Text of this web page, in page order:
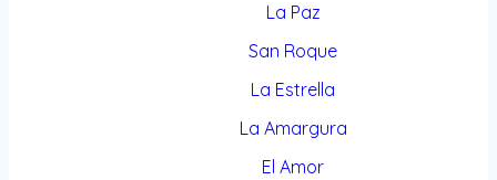
La Paz
San Roque
La Estrella
La Amargura
El Amor